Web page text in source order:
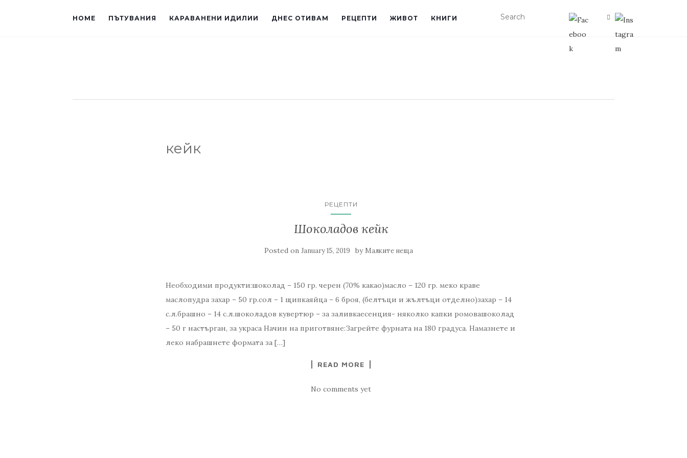
HOME ПЪТУВАНИЯ КАРАВАНЕНИ ИДИЛИИ ДНЕС ОТИВАМ РЕЦЕПТИ ЖИВОТ КНИГИ
кейк
РЕЦЕПТИ
Шоколадов кейк
Posted on January 15, 2019 by Малките неща
Необходими продукти:шоколад – 150 гр. черен (70% какао)масло – 120 гр. меко краве
маслопудра захар – 50 гр.сол – 1 щипкаяйца – 6 броя, (белтъци и жълтъци отделно)захар – 14
с.л.брашно – 14 с.л.шоколадов кувертюр – за заливкаесенция- няколко капки ромовашоколад
– 50 г настърган, за украса Начин на приготвяне:Загрейте фурната на 180 градуса. Намазнете и
леко набрашнете формата за […]
READ MORE
No comments yet